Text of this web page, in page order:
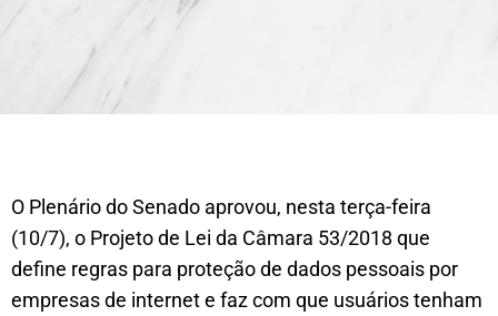
O Plenário do Senado aprovou, nesta terça-feira
(10/7), o Projeto de Lei da Câmara 53/2018 que
define regras para proteção de dados pessoais por
empresas de internet e faz com que usuários tenham